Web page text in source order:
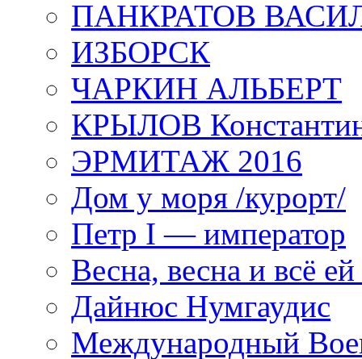
ПАНКРАТОВ
ИЗБОРСК
ЧАРКИН АЛЬБЕРТ
КРЫЛОВ
ЭРМИТАЖ 2016
Дом у моря /курорт/
Петр I — император
Весна, весна и всё
Дайнюс Нумгаудис
Международный